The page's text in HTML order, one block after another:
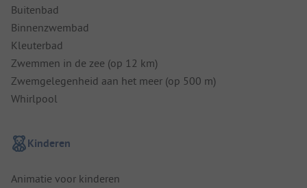
Buitenbad
Binnenzwembad
Kleuterbad
Zwemmen in de zee (op 12 km)
Zwemgelegenheid aan het meer (op 500 m)
Whirlpool
Kinderen
Animatie voor kinderen